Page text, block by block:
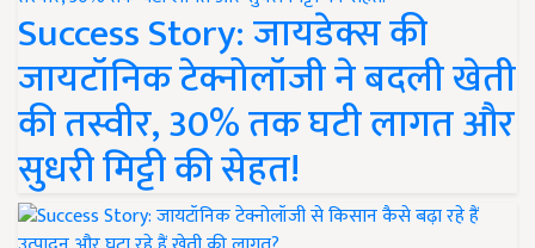
Success Story: जायडेक्स की
जायटॉनिक टेक्नोलॉजी ने बदली खेती
की तस्वीर, 30% तक घटी लागत और
सुधरी मिट्टी की सेहत!